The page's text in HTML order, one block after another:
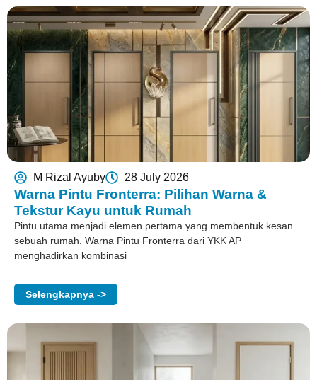
M Rizal Ayuby 28 July 2026
Warna Pintu Fronterra: Pilihan Warna &
Tekstur Kayu untuk Rumah
Pintu utama menjadi elemen pertama yang membentuk kesan
sebuah rumah. Warna Pintu Fronterra dari YKK AP
menghadirkan kombinasi
Selengkapnya ->